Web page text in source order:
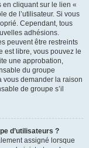
en cliquant sur le lien «
de l’utilisateur. Si vous
Cependant, tous
adhésions.
peuvent être restreints
est libre, vous pouvez le
une approbation,
du groupe
vous demander la raison
de groupe s’il
d’utilisateurs ?
assigné lorsque